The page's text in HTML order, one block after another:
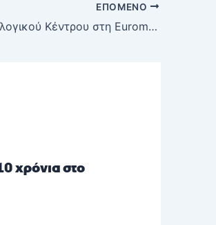
ΕΠΌΜΕΝΟ
Δημιουργία Πρότυπου Ηπατολογικού Κέντρου στη Euromedica Κυανούς Σταυρός
χρόνια στο